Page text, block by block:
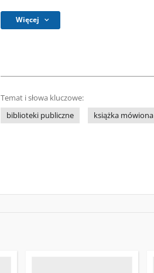
Więcej
Temat i słowa kluczowe:
biblioteki publiczne
książka mówiona